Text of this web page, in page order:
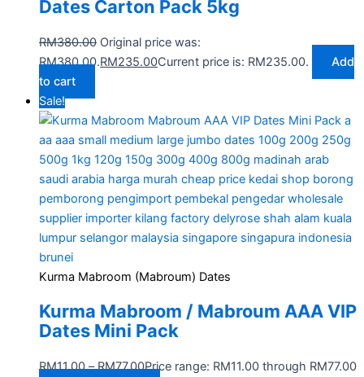
Dates Carton Pack 5kg
RM380.00 Original price was:
RM380.00.RM235.00Current price is: RM235.00.
Add
to cart
Sale!
Kurma Mabroom (Mabroum) Dates
Kurma Mabroom / Mabroum AAA VIP
Dates Mini Pack
RM11.00 – RM77.00Price range: RM11.00 through RM77.00